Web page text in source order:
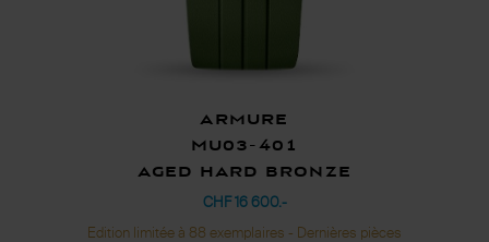
Armure
MU03-401
AGED HARD BRONZE
CHF 16 600.-
Edition limitée à 88 exemplaires - Dernières pièces